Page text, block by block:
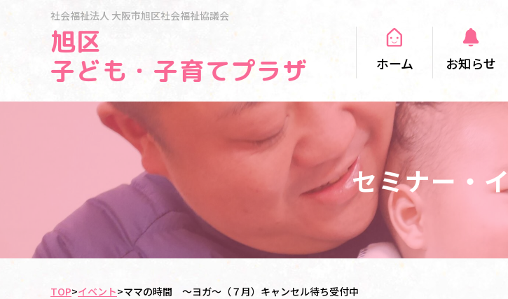
社会福祉法人 大阪市旭区社会福祉協議会
旭区
子ども・子育てプラザ
ホーム お知らせ
セミナー・
TOP>イベント>ママの時間 ～ヨガ～（７月）キャンセル待ち受付中